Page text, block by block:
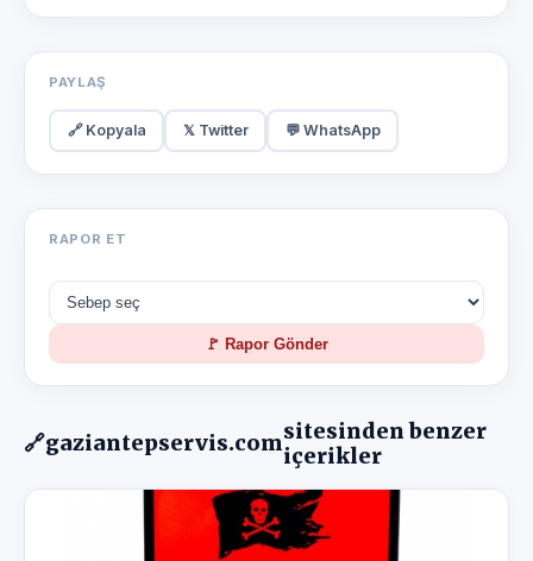
PAYLAŞ
🔗 Kopyala 𝕏 Twitter 💬 WhatsApp
RAPOR ET
🚩 Rapor Gönder
🔗gaziantepservis.comsitesinden benzer
içerikler